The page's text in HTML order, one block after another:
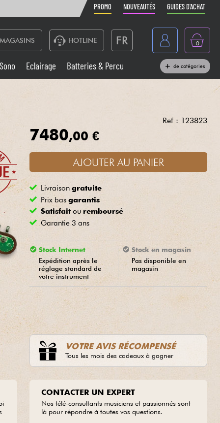
PROMO NOUVEAUTÉS GUIDES D'ACHAT
HOTLINE FR
Belgique
België
Nederland
0
Sono
Vents
Câbles & Access.
Sono Eclairage Batteries & Percu de catégories
Ref : 123823
7480,00 €
AJOUTER AU PANIER
Livraisongratuite
Prix basgarantis
Satisfaitou remboursé
Garantie 3 ans
Stock Internet
Expédition après le
réglage standard de
votre instrument
Stock en magasin
Pas disponible en
magasin
VOTRE AVIS RÉCOMPENSÉ
Tous les mois des cadeaux à gagner
CONTACTER UN EXPERT
Nos télé-consultants musiciens et passionnés sont
là pour répondre à toutes vos questions.